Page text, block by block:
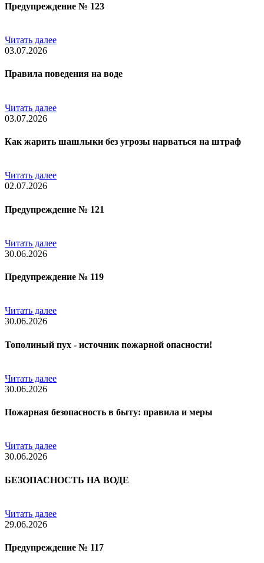
Предупреждение № 123
Читать далее
03.07.2026
Правила поведения на воде
Читать далее
03.07.2026
Как жарить шашлыки без угрозы нарваться на штраф
Читать далее
02.07.2026
Предупреждение № 121
Читать далее
30.06.2026
Предупреждение № 119
Читать далее
30.06.2026
Тополиный пух - источник пожарной опасности!
Читать далее
30.06.2026
Пожарная безопасность в быту: правила и меры
Читать далее
30.06.2026
БЕЗОПАСНОСТЬ НА ВОДЕ
Читать далее
29.06.2026
Предупреждение № 117